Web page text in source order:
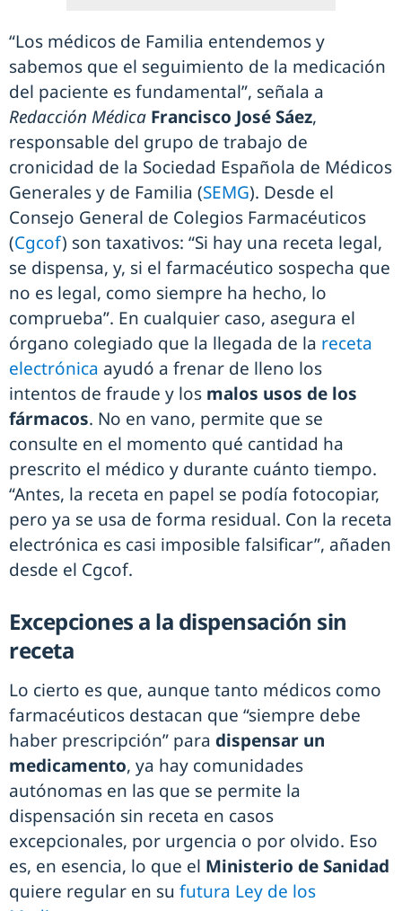
“Los médicos de Familia entendemos y
sabemos que el seguimiento de la medicación
del paciente es fundamental”, señala a
Redacción Médica Francisco José Sáez,
responsable del grupo de trabajo de
cronicidad de la Sociedad Española de Médicos
Generales y de Familia (SEMG). Desde el
Consejo General de Colegios Farmacéuticos
(Cgcof) son taxativos: “Si hay una receta legal,
se dispensa, y, si el farmacéutico sospecha que
no es legal, como siempre ha hecho, lo
comprueba”. En cualquier caso, asegura el
órgano colegiado que la llegada de la receta
electrónica ayudó a frenar de lleno los
intentos de fraude y los malos usos de los
fármacos. No en vano, permite que se
consulte en el momento qué cantidad ha
prescrito el médico y durante cuánto tiempo.
“Antes, la receta en papel se podía fotocopiar,
pero ya se usa de forma residual. Con la receta
electrónica es casi imposible falsificar”, añaden
desde el Cgcof.
Excepciones a la dispensación sin
receta
Lo cierto es que, aunque tanto médicos como
farmacéuticos destacan que “siempre debe
haber prescripción” para dispensar un
medicamento, ya hay comunidades
autónomas en las que se permite la
dispensación sin receta en casos
excepcionales, por urgencia o por olvido. Eso
es, en esencia, lo que el Ministerio de Sanidad
quiere regular en su futura Ley de los